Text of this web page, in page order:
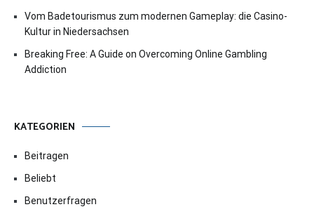
Vom Badetourismus zum modernen Gameplay: die Casino-
Kultur in Niedersachsen
Breaking Free: A Guide on Overcoming Online Gambling
Addiction
KATEGORIEN
Beitragen
Beliebt
Benutzerfragen